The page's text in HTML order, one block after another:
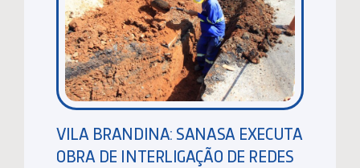
VILA BRANDINA: SANASA EXECUTA
OBRA DE INTERLIGAÇÃO DE REDES